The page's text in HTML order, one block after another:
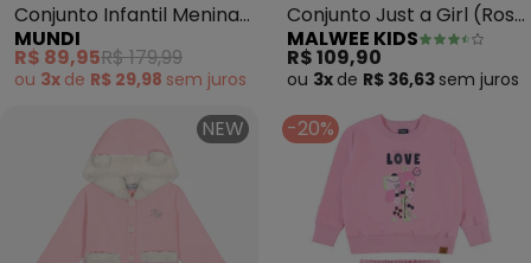
Conjunto Infantil Menina
Peluciado (Rosa)
MUNDI
R$ 89,95R$ 179,99
ou 3x de R$ 29,98 sem juros
Conjunto Just a Girl (Rosa
Claro)
MALWEE KIDS
R$ 109,90
ou 3x de R$ 36,63 sem juros
NEW -20%